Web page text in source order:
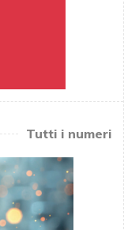
Tutti i numeri